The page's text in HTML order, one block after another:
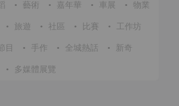
• 藝術 • 嘉年華 • 車展 • 物業
• 旅遊 • 社區 • 比賽 • 工作坊
目 • 手作 • 全城熱話 • 新奇
• 多媒體展覽